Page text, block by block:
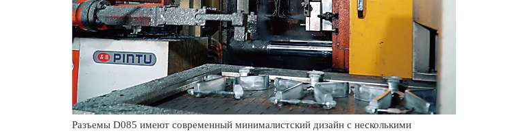
Разъемы D085 имеют современный минималистский дизайн с несколькими